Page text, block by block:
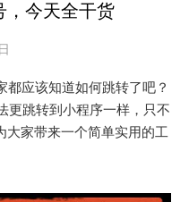
，今天全干货
都应该知道如何跳转了吧？
更跳转到小程序一样，只不
大家带来一个简单实用的工